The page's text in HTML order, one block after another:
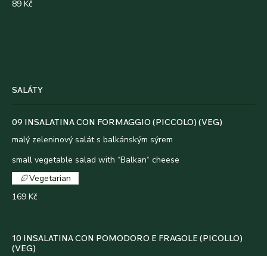
89 Kč
SALÁTY
09 INSALATINA CON FORMAGGIO (PICCOLO) (VEG)
malý zeleninový salát s balkánským sýrem
small vegetable salad with “Balkan“ cheese
169 Kč
Vegetarian
10 INSALATINA CON POMODORO E FRAGOLE (PICOLLO)
(VEG)